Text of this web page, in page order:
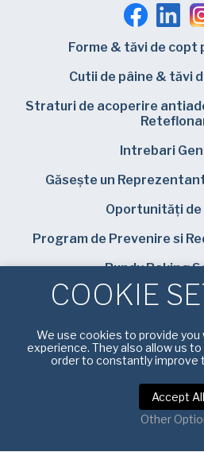
Forme & tăvi de copt
Cutii de pâine & tăvi
Straturi de acoperire
Intrebari
Găsește un
Oportunități de
Program de Prevenire si
Bundy Baking
utilizare
COOKIE
We use cookies to provide
experience. They also allow us
order to constantly improve
Accept All
Other